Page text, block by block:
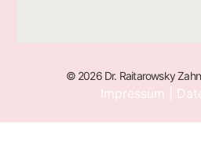
© 2026 Dr. Raitarowsky
Impressum